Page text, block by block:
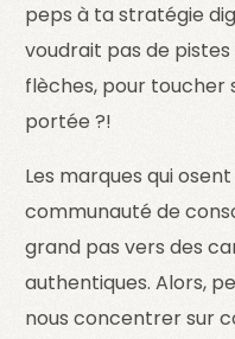
peps à ta stratégie
voudrait pas de
flèches, pour toucher
portée ?!
Les marques qui
communauté de
grand pas vers des
authentiques. Alors,
nous concentrer sur